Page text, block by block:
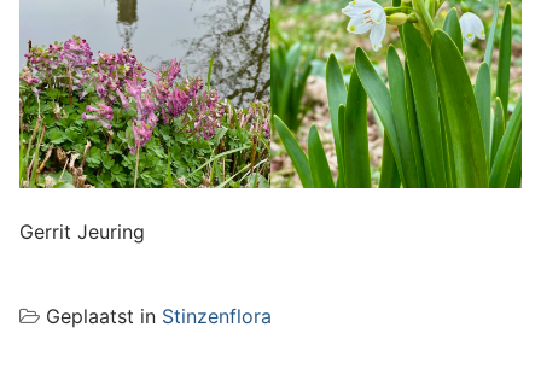
Gerrit Jeuring
Geplaatst in Stinzenflora